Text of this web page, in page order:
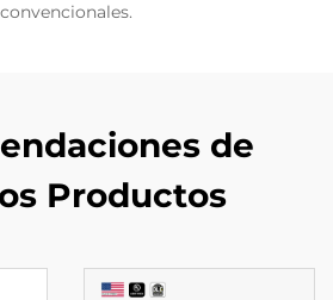
convencionales.
de
Productos